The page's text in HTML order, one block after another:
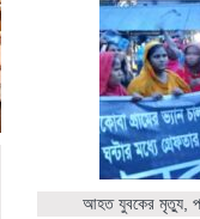
আহত যুবকের মৃত্যু,